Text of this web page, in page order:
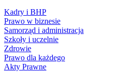
Kadry i BHP
Prawo w biznesie
Samorząd i administracja
Szkoły i uczelnie
Zdrowie
Prawo dla każdego
Akty Prawne